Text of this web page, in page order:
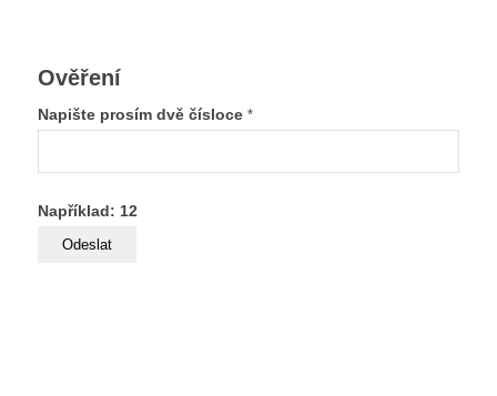
Ověření
Napište prosím dvě čísloce *
Například: 12